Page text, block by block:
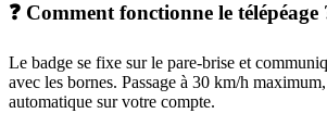
❓ Comment fonctionne le télépéage
Le badge se fixe sur le pare-brise et
avec les bornes. Passage à 30 km/h
automatique sur votre compte.